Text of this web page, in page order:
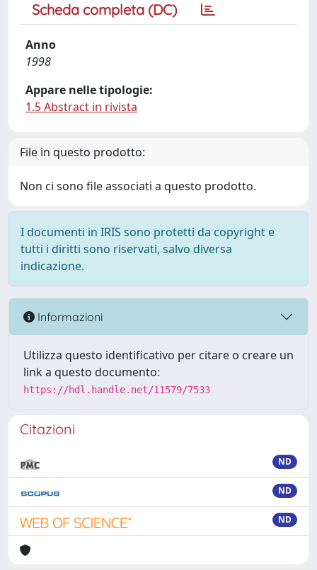
Scheda completa (DC)
Anno
1998
Appare nelle tipologie:
1.5 Abstract in rivista
File in questo prodotto:
Non ci sono file associati a questo prodotto.
I documenti in IRIS sono protetti da copyright e
tutti i diritti sono riservati, salvo diversa
indicazione.
Informazioni
Utilizza questo identificativo per citare o creare un
link a questo documento:
https://hdl.handle.net/11579/7533
Citazioni
ND
ND
ND